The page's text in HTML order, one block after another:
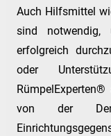
Auch Hilfsmittel
sind notwendig,
erfolgreich
oder
von der